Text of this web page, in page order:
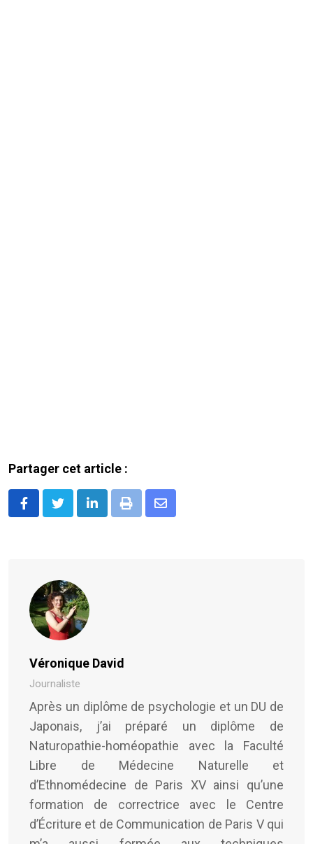
Partager cet article :
LinkedInPrint
Share
Véronique David
Journaliste
Après un diplôme de psychologie et un DU de
Japonais, j’ai préparé un diplôme de
Naturopathie-homéopathie avec la Faculté
Libre de Médecine Naturelle et
d’Ethnomédecine de Paris XV ainsi qu’une
formation de correctrice avec le Centre
d’Écriture et de Communication de Paris V qui